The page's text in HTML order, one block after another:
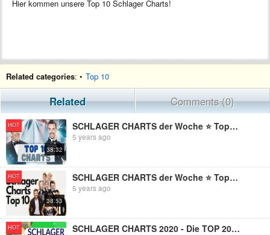
Hier kommen unsere Top 10 Schlager Charts!
Related categories: • Top 10
Related Comments (0)
HOT
38:32
SCHLAGER CHARTS der Woche ⭐ Top 10 Schlager Mega Hits
5 years ago
HOT
38:53
SCHLAGER CHARTS der Woche ⭐ Top 10 Schlager Hit Mix
5 years ago
HOT SCHLAGER CHARTS 2020 - Die TOP 20 vom 13. Februar